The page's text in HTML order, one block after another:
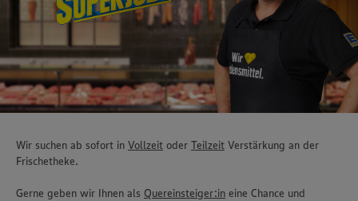
Wir suchen ab sofort in Vollzeit oder Teilzeit Verstärkung an der
Frischetheke.
Gerne geben wir Ihnen als Quereinsteiger:in eine Chance und